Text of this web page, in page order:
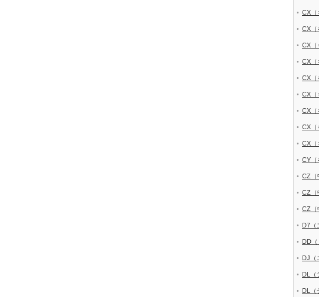
CX（
CX（
CX（
CX（
CX（
CX（
CX（
CX（
CX（
CY（
CZ（
CZ（
CZ（
D7（
DD（
DJ（
DL（
DL（